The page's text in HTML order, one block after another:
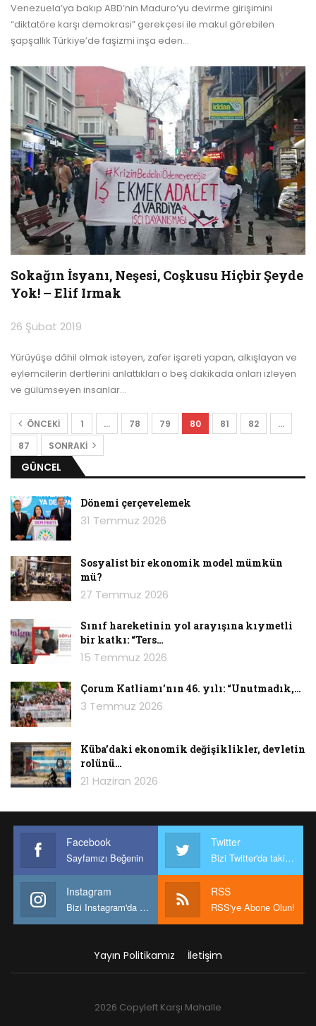
Venezuela’ya bakıp ABD’nin Maduro’yu devirme girişimini
“diktatöre karşı demokrasi” gerekçesi ile makul görebilen
şapşallık Türkiye’de faşizmi inşa eden…
Sokağın İsyanı, Neşesi, Coşkusu Hiçbir Şeyde
Yok! – Elif Irmak
26 Şubat 2019
Yürüyüşe dâhil olmak isteyen, zafer işareti yapan, alkışlayan ve
eylemcilerin dertlerini anlattıkları o beş dakikada onları izleyen
ve gülümseyen insanlar…
ÖNCEKI 1 … 78 79 80 81 82
…
87
SONRAKI
GÜNCEL
Dönemi çerçevelemek
31 Temmuz 2026
Sosyalist bir ekonomik model mümkün
mü?
27 Temmuz 2026
Sınıf hareketinin yol arayışına kıymetli
bir katkı: “Ters…
15 Temmuz 2026
Çorum Katliamı’nın 46. yılı: “Unutmadık,…
3 Temmuz 2026
Küba’daki ekonomik değişiklikler, devletin
rolünü…
21 Haziran 2026
Facebook
Sayfamızı Beğenin
Twitter
Bizi Twitter'da takip edin
Instagram
Bizi Instagram'da takip edin
RSS
RSS'ye Abone Olun!
Yayın Politikamız İletişim
2026 Copyleft Karşı Mahalle